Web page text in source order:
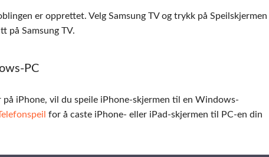
er opprettet. Velg Samsung TV og trykk på Speilskjermen
på Samsung TV.
PC
iPhone, vil du speile iPhone-skjermen til en Windows-
for å caste iPhone- eller iPad-skjermen til PC-en din